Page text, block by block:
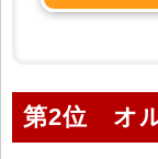
第2位 オ